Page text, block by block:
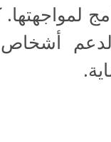
أشخاص